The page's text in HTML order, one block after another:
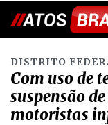
DISTRITO
Com uso de
suspensão
motoristas